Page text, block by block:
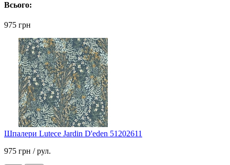
Всього:
975 грн
Шпалери Lutece Jardin D'eden 51202611
975 грн / рул.